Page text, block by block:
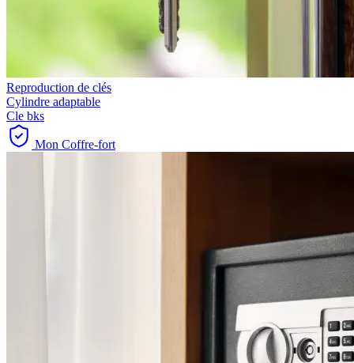
Reproduction de clés
Cylindre adaptable
Cle bks
Mon Coffre-fort